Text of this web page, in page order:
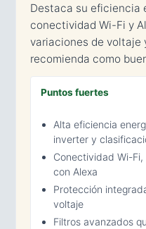
Destaca su eficiencia
conectividad Wi-Fi y
variaciones de voltaje
recomienda como
Puntos fuertes
Alta eficiencia
inverter y
Conectividad Wi-
con Alexa
Protección
voltaje
Filtros avanzados